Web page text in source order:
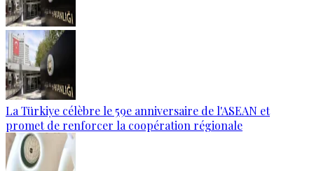
La Türkiye célèbre le 59e anniversaire de l'ASEAN et
promet de renforcer la coopération régionale